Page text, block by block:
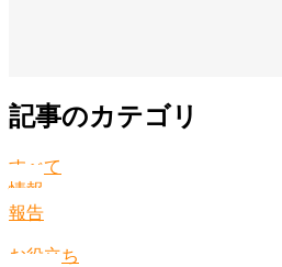
記事のカテゴリ
すべて
情報
報告
お役立ち